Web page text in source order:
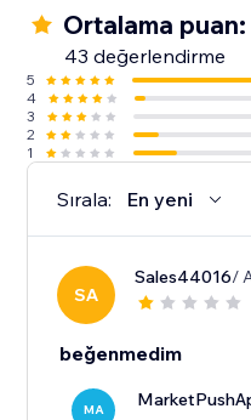
Ortalama
43 değerlendirme
5
4
3
2
1
Sırala: En yeni
SA
Sales44016/
beğenmedim
MA